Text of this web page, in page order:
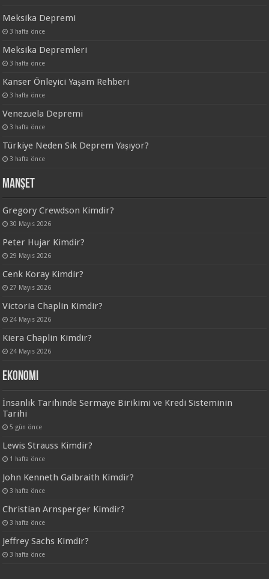
Meksika Depremi
3 hafta önce
Meksika Depremleri
3 hafta önce
Kanser Önleyici Yaşam Rehberi
3 hafta önce
Venezuela Depremi
3 hafta önce
Türkiye Neden Sık Deprem Yaşıyor?
3 hafta önce
Manşet
Gregory Crewdson Kimdir?
30 Mayıs 2026
Peter Hujar Kimdir?
29 Mayıs 2026
Cenk Koray Kimdir?
27 Mayıs 2026
Victoria Chaplin Kimdir?
24 Mayıs 2026
Kiera Chaplin Kimdir?
24 Mayıs 2026
Ekonomi
İnsanlık Tarihinde Sermaye Birikimi ve Kredi Sisteminin
Tarihi
5 gün önce
Lewis Strauss Kimdir?
1 hafta önce
John Kenneth Galbraith Kimdir?
3 hafta önce
Christian Arnsperger Kimdir?
3 hafta önce
Jeffrey Sachs Kimdir?
3 hafta önce